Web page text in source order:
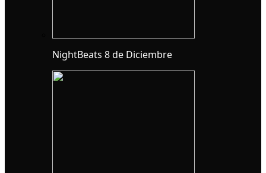
NightBeats 8 de Diciembre